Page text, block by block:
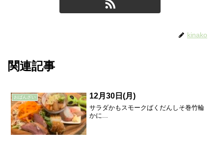
kinako
関連記事
おばんざい 12月30日(月)
サラダかもスモークばくだんしそ巻竹輪
かに...